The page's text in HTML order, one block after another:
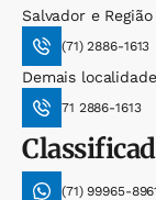
Salvador e
(71) 2886-1613
Demais
71 2886-1613
(71) 99965-